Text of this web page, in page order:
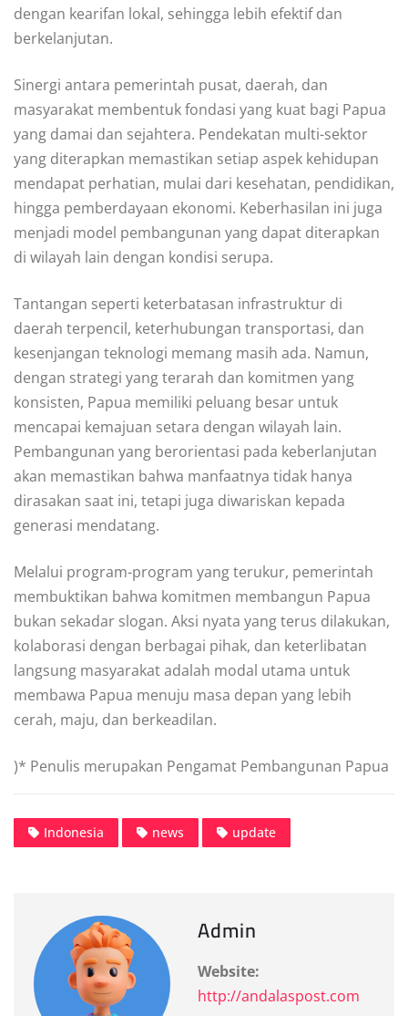
dengan kearifan lokal, sehingga lebih efektif dan
berkelanjutan.
Sinergi antara pemerintah pusat, daerah, dan
masyarakat membentuk fondasi yang kuat bagi Papua
yang damai dan sejahtera. Pendekatan multi-sektor
yang diterapkan memastikan setiap aspek kehidupan
mendapat perhatian, mulai dari kesehatan, pendidikan,
hingga pemberdayaan ekonomi. Keberhasilan ini juga
menjadi model pembangunan yang dapat diterapkan
di wilayah lain dengan kondisi serupa.
Tantangan seperti keterbatasan infrastruktur di
daerah terpencil, keterhubungan transportasi, dan
kesenjangan teknologi memang masih ada. Namun,
dengan strategi yang terarah dan komitmen yang
konsisten, Papua memiliki peluang besar untuk
mencapai kemajuan setara dengan wilayah lain.
Pembangunan yang berorientasi pada keberlanjutan
akan memastikan bahwa manfaatnya tidak hanya
dirasakan saat ini, tetapi juga diwariskan kepada
generasi mendatang.
Melalui program-program yang terukur, pemerintah
membuktikan bahwa komitmen membangun Papua
bukan sekadar slogan. Aksi nyata yang terus dilakukan,
kolaborasi dengan berbagai pihak, dan keterlibatan
langsung masyarakat adalah modal utama untuk
membawa Papua menuju masa depan yang lebih
cerah, maju, dan berkeadilan.
)* Penulis merupakan Pengamat Pembangunan Papua
Indonesia news update
Admin
Website:
http://andalaspost.com